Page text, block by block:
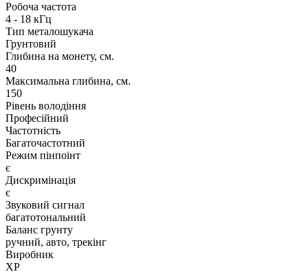
Робоча частота
4 - 18 кГц
Тип металошукача
Грунтовий
Глибина на монету, см.
40
Максимальна глибина, см.
150
Рівень володіння
Професійний
Частотність
Багаточастотний
Режим пінпоінт
є
Дискримінація
є
Звуковий сигнал
багатотональний
Баланс грунту
ручний, авто, трекінг
Виробник
XP